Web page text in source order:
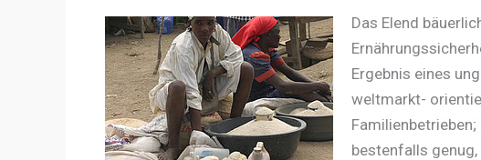
Das Elend
Ergebnis eines
weltmarkt-
bestenfalls